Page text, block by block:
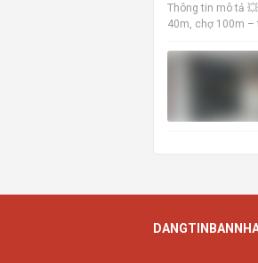
Thông tin mô tả 💥
40m, chợ 100m –